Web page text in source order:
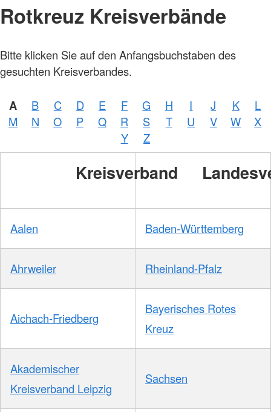
Rotkreuz Kreisverbände
Bitte klicken Sie auf den Anfangsbuchstaben des
gesuchten Kreisverbandes.
A B C D E F G H I J K
L
M
N O P Q R S T U V W
X
Y
Z
Kreisverband
Aalen Baden-Württemberg
Ahrweiler Rheinland-Pfalz
Aichach-Friedberg
Bayerisches Rotes
Kreuz
Akademischer
Kreisverband Leipzig
Sachsen
Foto:
DRKS